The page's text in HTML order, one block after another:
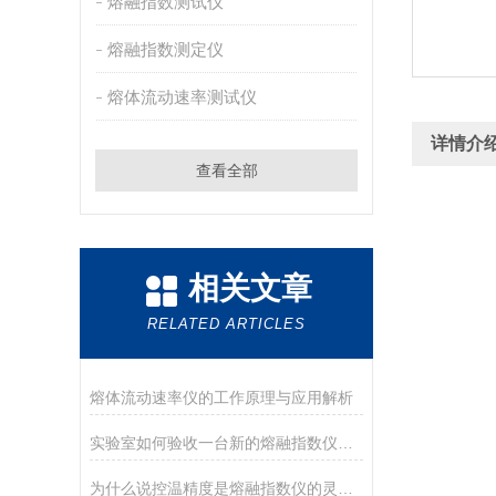
熔融指数测定仪
熔体流动速率测试仪
查看全部
相关文章
RELATED ARTICLES
熔体流动速率仪的工作原理与应用解析
详情介